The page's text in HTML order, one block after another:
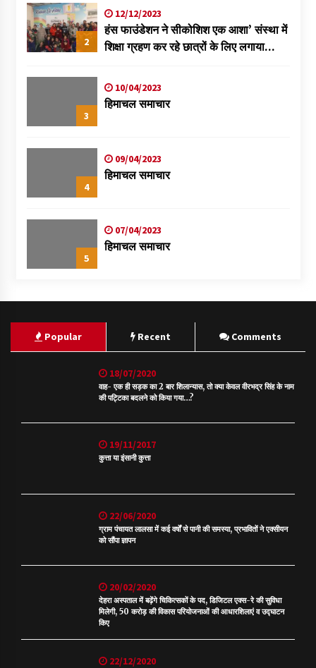
2
12/12/2023
हंस फाउंडेशन ने सीकोशिश एक आशा’ संस्था में
शिक्षा ग्रहण कर रहे छात्रों के लिए लगाया
3
10/04/2023
हिमाचल समाचार
4
09/04/2023
हिमाचल समाचार
5
07/04/2023
हिमाचल समाचार
Popular Recent Comments
18/07/2020
वाह- एक ही सड़क का 2 बार शिलान्यास, तो क्या केवल वीरभद्र सिंह के नाम
की पट्टिका बदलने को किया गया…?
19/11/2017
कुत्ता या इंसानी कुत्ता
22/06/2020
ग्राम पंचायत लालसा में कई वर्षों से पानी की समस्या, प्रभावितों ने एक्सीयन
को सौंपा ज्ञापन
20/02/2020
देहरा अस्पताल में बढ़ेंगे चिकित्सकों के पद, डिजिटल एक्स-रे की सुविधा
मिलेगी, 50 करोड़ की विकास परियोजनाओं की आधारशिलाएं व उद्घाटन
किए
22/12/2020